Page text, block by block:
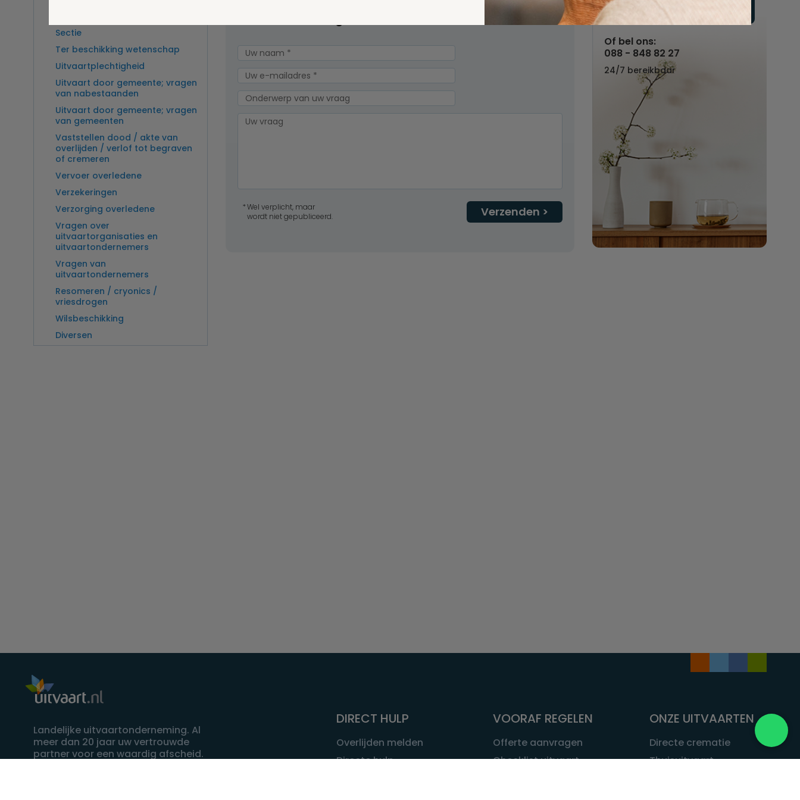
Sectie
Ter beschikking wetenschap
Uitvaartplechtigheid
Uitvaart door gemeente; vragen
van nabestaanden
Uitvaart door gemeente; vragen
van gemeenten
Vaststellen dood / akte van
overlijden / verlof tot begraven
of cremeren
Vervoer overledene
Verzekeringen
Verzorging overledene
Vragen over
uitvaartorganisaties en
uitvaartondernemers
Vragen van
uitvaartondernemers
Resomeren / cryonics /
vriesdrogen
Wilsbeschikking
Diversen
Verzenden
Wel verplicht, maar
wordt niet gepubliceerd.
Vul hier uw wensen in
Of bel ons:
088 - 848 82 27
24/7 bereikbaar
Landelijke uitvaartonderneming. Al
meer dan 20 jaar uw vertrouwde
partner voor een waardig afscheid.
DIRECT HULP
Overlijden melden
Directe hulp
VOORAF REGELEN
Offerte aanvragen
Checklist uitvaart
ONZE UITVAARTEN
Directe crematie
Thuisuitvaart